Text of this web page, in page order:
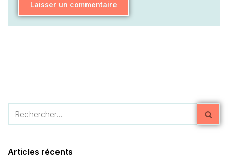
Articles récents